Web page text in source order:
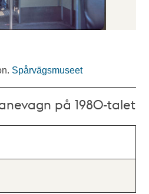
Spårvägsmuseet
på 1980-talet